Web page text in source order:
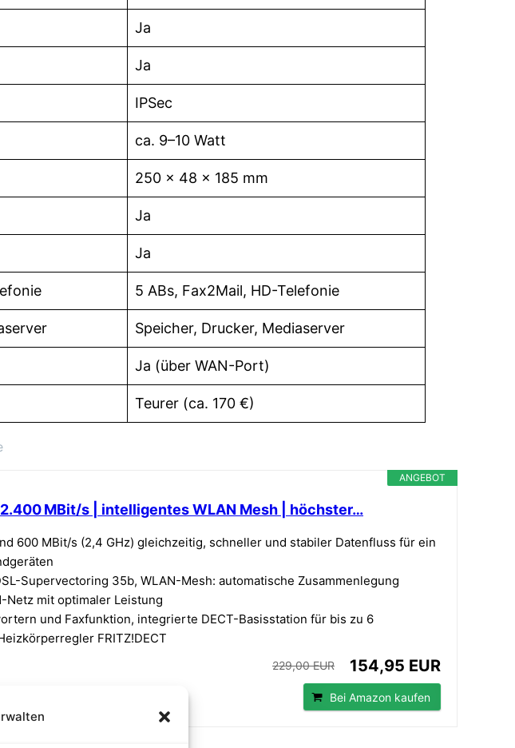
Ja
Ja
IPSec
ca. 9–10 Watt
250 x 48 x 185 mm
Ja
Ja
5 ABs, Fax2Mail, HD-Telefonie
Speicher, Drucker, Mediaserver
Ja (über WAN-Port)
Teurer (ca. 170 €)
ANGEBOT
MBit/s | intelligentes WLAN Mesh | höchster…
600 MBit/s (2,4 GHz) gleichzeitig, schneller und stabiler Datenfluss für ein
Supervectoring 35b, WLAN-Mesh: automatische Zusammenlegung
mit optimaler Leistung
und Faxfunktion, integrierte DECT-Basisstation für bis zu 6
FRITZ!DECT
229,00 EUR 154,95 EUR
Bei Amazon kaufen